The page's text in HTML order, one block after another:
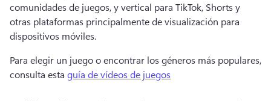
comunidades de juegos, y vertical para TikTok, Shorts y
otras plataformas principalmente de visualización para
dispositivos móviles.
Para elegir un juego o encontrar los géneros más populares,
consulta esta guía de vídeos de juegos